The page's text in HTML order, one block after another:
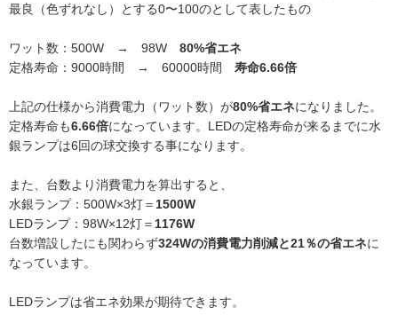
最良（色ずれなし）とする0〜100のとして表したもの
ワット数：500W → 98W 80%省エネ
定格寿命：9000時間 → 60000時間 寿命6.66倍
上記の仕様から消費電力（ワット数）が80%省エネになりました。
定格寿命も6.66倍になっています。LEDの定格寿命が来るまでに水
銀ランプは6回の球交換する事になります。
また、台数より消費電力を算出すると、
水銀ランプ：500W×3灯＝ 1500W
LEDランプ：98W×12灯＝ 1176W
台数増設したにも関わらず324Wの消費電力削減と21％の省エネに
なっています。
LEDランプは省エネ効果が期待できます。